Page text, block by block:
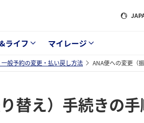
ライフ マイレージ
一般予約の変更・払い戻し方法 ANA便への変更（
替え）手続きの